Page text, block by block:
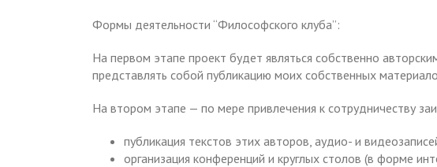
Формы деятельности “Философского клуба”:
На первом этапе проект будет являться собственно
представлять собой публикацию моих собственных
На втором этапе — по мере привлечения к сотрудничеству
публикация текстов этих авторов, аудио- и
организация конференций и круглых столов (в форме